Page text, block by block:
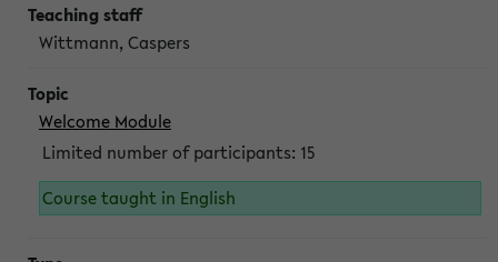
Wittmann, Caspers
Welcome Module
Limited number of participants: 15
Course taught in English